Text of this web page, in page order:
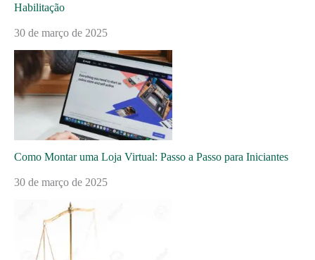
Habilitação
30 de março de 2025
Como Montar uma Loja Virtual: Passo a Passo para Iniciantes
30 de março de 2025